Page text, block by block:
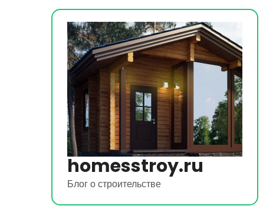
homesstroy.ru
Блог о строительстве